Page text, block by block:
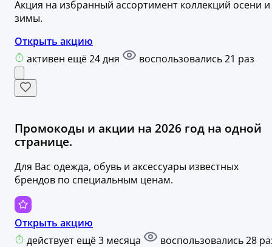
Акция на избранный ассортимент коллекций осени и
зимы.
Открыть акцию
активен ещё 24 дня
воспользовались 21 раз
Промокоды и акции на 2026 год на одной
странице.
Для Вас одежда, обувь и аксессуары известных
брендов по специальным ценам.
Открыть акцию
действует ещё 3 месяца
воспользовались 28